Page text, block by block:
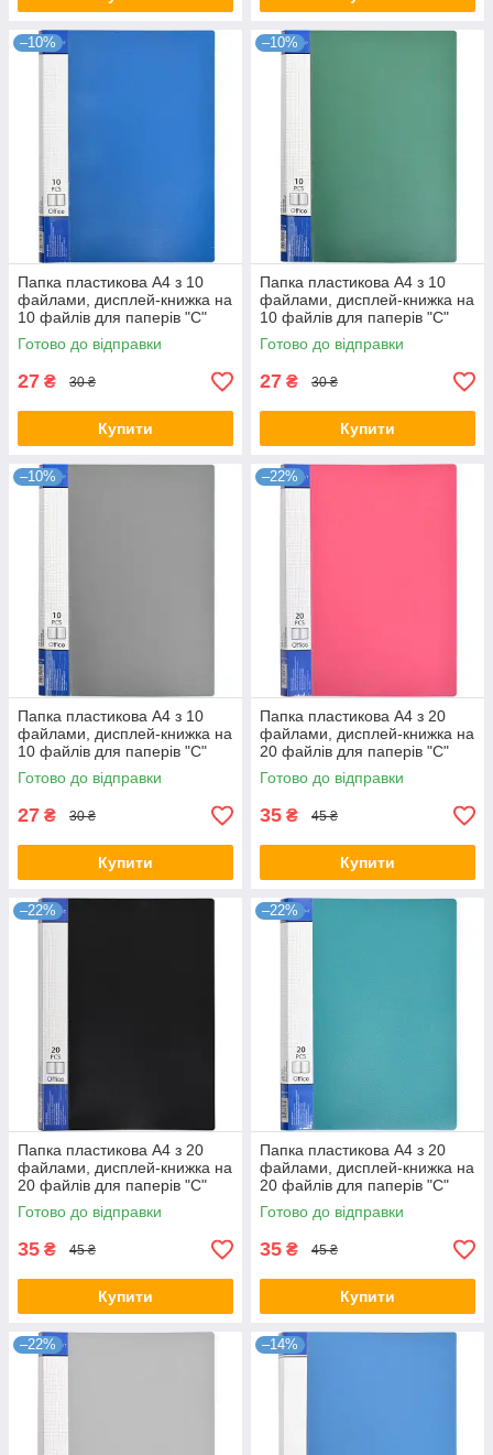
–10%
Папка пластикова А4 з 10
файлами, дисплей-книжка на
10 файлів для паперів "С"
Синя KNZ
Готово до відправки
27 ₴ 30 ₴
Купити
–10%
Папка пластикова А4 з 10
файлами, дисплей-книжка на
10 файлів для паперів "С"
Зелена KNZ
Готово до відправки
27 ₴ 30 ₴
Купити
–10%
Папка пластикова А4 з 10
файлами, дисплей-книжка на
10 файлів для паперів "С"
Сіра KNZ
Готово до відправки
27 ₴ 30 ₴
Купити
–22%
Папка пластикова А4 з 20
файлами, дисплей-книжка на
20 файлів для паперів "С"
Червона KNZ
Готово до відправки
35 ₴ 45 ₴
Купити
–22%
Папка пластикова А4 з 20
файлами, дисплей-книжка на
20 файлів для паперів "С"
Чорна KNZ
Готово до відправки
35 ₴ 45 ₴
Купити
–22%
Папка пластикова А4 з 20
файлами, дисплей-книжка на
20 файлів для паперів "С"
Зелена KNZ
Готово до відправки
35 ₴ 45 ₴
Купити
–22% –14%